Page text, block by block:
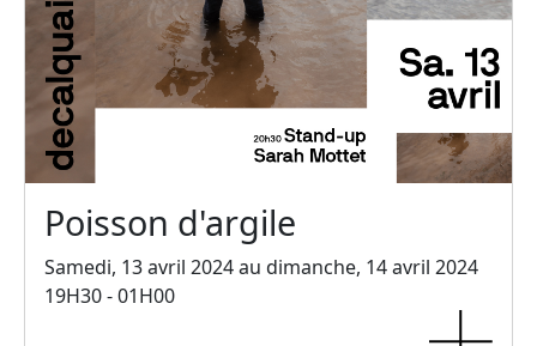
Poisson d'argile
Samedi, 13 avril 2024 au dimanche, 14 avril 2024
19H30 - 01H00